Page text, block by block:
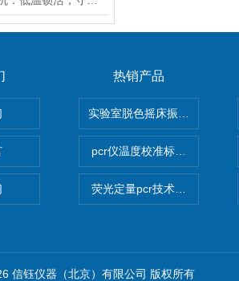
热销产品
实验室脱色摇床振荡器
pcr仪温度校准标定设备
荧光定量pcr技术定制化服务
信钰仪器（北京）有限公司 版权所有